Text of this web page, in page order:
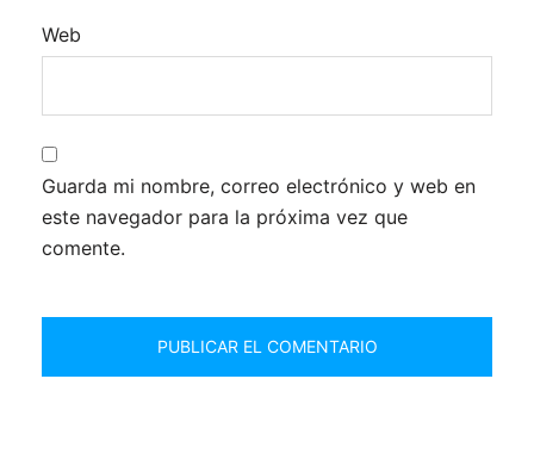
Web
Guarda mi nombre, correo electrónico y web en
este navegador para la próxima vez que
comente.